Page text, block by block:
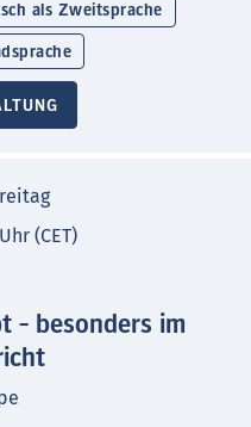
als Zweitsprache
(CET)
- besonders im